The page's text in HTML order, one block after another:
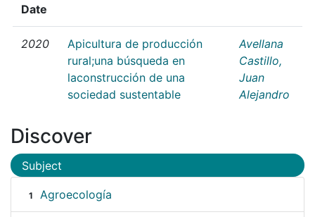
Date
2020
Apicultura de producción
rural;una búsqueda en
laconstrucción de una
sociedad sustentable
Avellana
Castillo,
Juan
Alejandro
Discover
Subject
1 Agroecología